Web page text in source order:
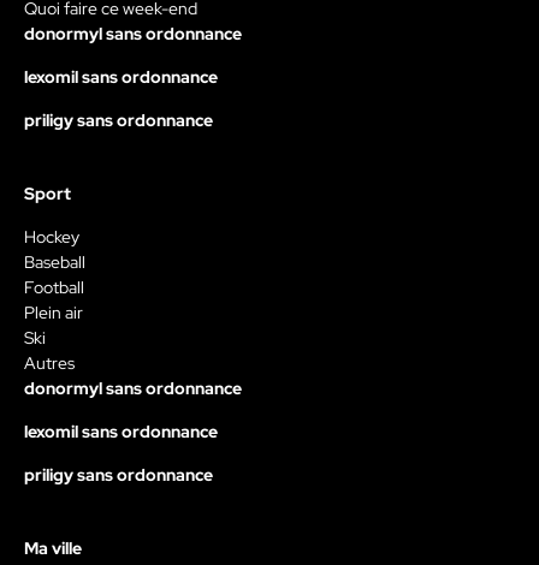
Quoi faire ce week-end
donormyl sans ordonnance
lexomil sans ordonnance
priligy sans ordonnance
Sport
Hockey
Baseball
Football
Plein air
Ski
Autres
donormyl sans ordonnance
lexomil sans ordonnance
priligy sans ordonnance
Ma ville